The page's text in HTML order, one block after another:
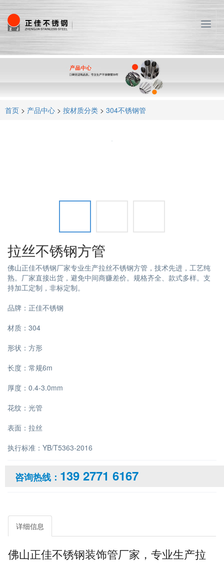
T
o
g
n
首页 > 产品中心 > 按材质分类 > 304不锈钢管
拉丝不锈钢方管
佛山正佳不锈钢厂家专业生产拉丝不锈钢方管，技术先进，工艺纯
熟。厂家直接出货，避免中间商赚差价。规格齐全、款式多样。支
持加工定制，非标定制。
品牌：正佳不锈钢
材质：304
形状：方形
长度：常规6m
厚度：0.4-3.0mm
花纹：光管
表面：拉丝
执行标准：YB/T5363-2016
咨询热线： 139 2771 6167
详细信息
佛山正佳不锈钢装饰管厂家，专业生产拉